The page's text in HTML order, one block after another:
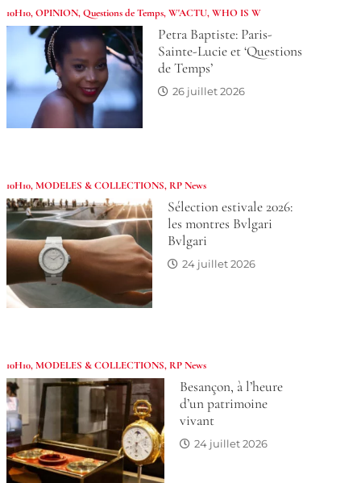
10H10,OPINION,Questions de Temps,W'ACTU,WHO IS W
Petra Baptiste: Paris-
Sainte-Lucie et ‘Questions
de Temps’
26 juillet 2026
10H10,MODELES & COLLECTIONS, RP News
Sélection estivale 2026:
les montres Bvlgari
Bvlgari
24 juillet 2026
10H10,MODELES & COLLECTIONS, RP News
Besançon, à l’heure
d’un patrimoine
vivant
24 juillet 2026